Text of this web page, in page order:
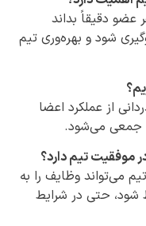
دقیقاً بداند
شود و بهره‌وری تیم
از عملکرد اعضا
جمعی می‌شود.
می‌تواند وظایف را به
شود، حتی در شرایط